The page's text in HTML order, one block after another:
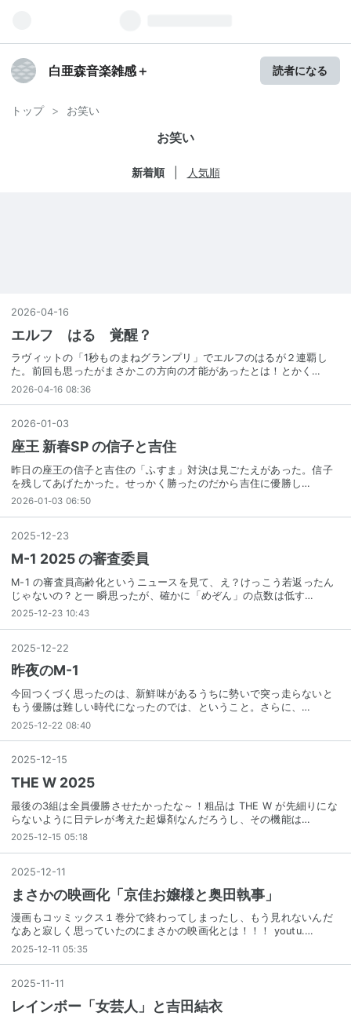
白亜森音楽雑感＋ 読者になる
トップ > お笑い
お笑い
新着順 人気順
2026-04-16
エルフ はる 覚醒？
ラヴィットの「1秒ものまねグランプリ」でエルフのはるが２連覇し
た。前回も思ったがまさかこの方向の才能があったとは！とかく…
2026-04-16 08:36
2026-01 -03
座王 新春SP の信子と吉住
昨日の座王の信子と吉住の「ふすま」対決は見ごたえがあった。信子
を残してあげたかった。せっかく勝ったのだから吉住に優勝し…
2026-01-03 06:50
2025-12-23
M-1 2025 の審査委員
M-1 の審査員高齢化というニュースを見て、え？けっこう若返ったん
じゃないの？と一 瞬思ったが、確かに「めぞん」の点数は低す…
2025-12-23 10:43
2025-12-22
昨夜のM-1
今回つくづく思ったのは、新鮮味があるうちに勢いで突っ走らないと
もう優勝は難しい時代になったのでは、ということ。さらに、…
2025-12-22 08:40
2025-12-15
THE W 2025
最後の3組は全員優勝させたかったな～！粗品は THE W が先細りにな
らないように日テレが考えた起爆剤なんだろうし、その機能は…
2025-12-15 05:18
2025-12-11
まさかの映画化「京佳お嬢様と奥田執事」
漫画もコッミックス１巻分で終わってしまったし、もう見れないんだ
なあと寂しく思っていたのにまさかの映画化とは！！！ youtu.…
2025-12-11 05:35
2025-11 -11
レインボー「女芸人」と吉田結衣